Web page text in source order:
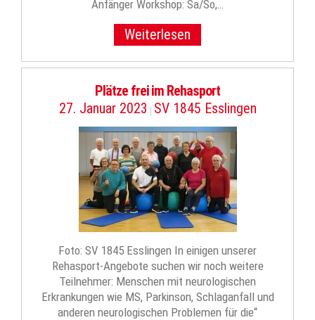
Anfänger Workshop: Sa/So,…
Weiterlesen
Plätze frei im Rehasport
27. Januar 2023 | SV 1845 Esslingen
Foto: SV 1845 Esslingen In einigen unserer
Rehasport-Angebote suchen wir noch weitere
Teilnehmer: Menschen mit neurologischen
Erkrankungen wie MS, Parkinson, Schlaganfall und
anderen neurologischen Problemen für die“